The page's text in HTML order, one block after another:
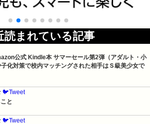
読まれている記事
公式 Kindle本 サマーセール第2弾（アダルト・小
化対策で校内マッチングされた相手はＳ級美少女で
🐦Tweet
と
🐦Tweet